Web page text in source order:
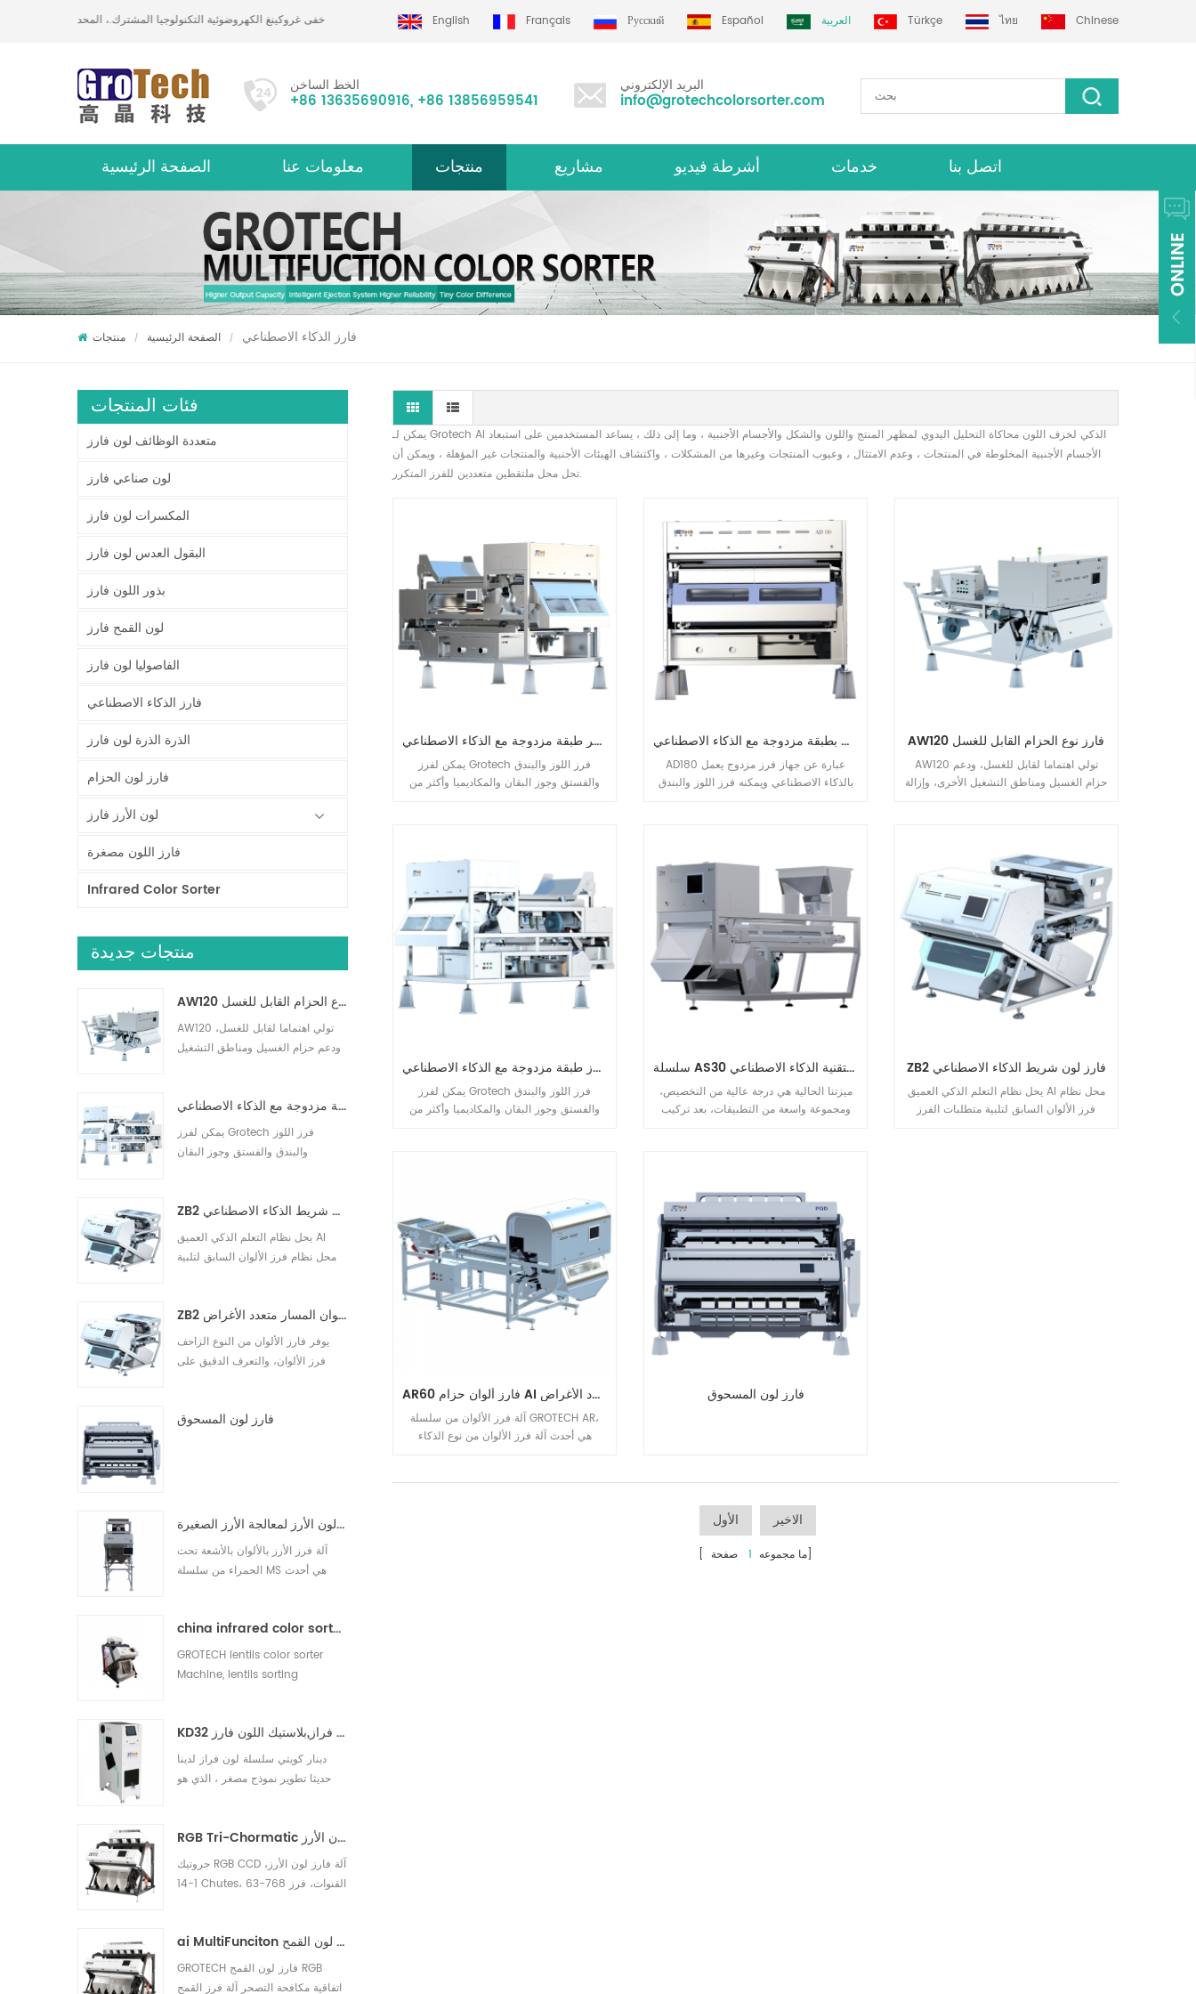
خفى غروكينغ الكهروضوئية التكنولوجيا المشترك.، المحدودة English Français Русский Español العربية Türkçe ไทย Chinese
الخط الساخن
+86 13635690916, +86 13856959541
البريد الإلكتروني
info@grotechcolorsorter.com
الصفحة الرئيسية معلومات عنا منتجات مشاريع أشرطة فيديو خدمات اتصل بنا
الصفحة الرئيسية / منتجات / فارز الذكاء الاصطناعي
فئات المنتجات
متعددة الوظائف لون فارز
لون صناعي فارز
المكسرات لون فارز
البقول العدس لون فارز
بذور اللون فارز
لون القمح فارز
الفاصوليا لون فارز
فارز الذكاء الاصطناعي
الذرة الذرة لون فارز
فارز لون الحزام
لون الأرز فارز
فارز اللون مصغرة
Infrared Color Sorter
منتجات جديدة
AW120 فارز نوع الحزام القابل للغسل
AW120 تولي اهتماما لقابل للغسل،
ودعم حزام الغسيل ومناطق التشغيل
والفواكه الطازجة وفرز الخضروات.10فارز طبقة مزدوجة مع الذكاء الاصطناعي
يمكن لفرز Grotech فرز اللوز
والبندق والفستق وجوز البقان
وإزالتها من المادة الخام. توفر آلات
دائمًا حلول فرز ذكية ومهنية وشاملة.
ZB2 فارز لون شريط الذكاء الاصطناعي
يحل نظام التعلم الذكي العميق AI
محل نظام فرز الألوان السابق لتلبية
الفعلي والتشغيل والصيانة وترقية
البرامج ومراقبة التشغيل عبر الإنترنت
والحصول على البيانات ومشاركة
ZB2 فارز ألوان المسار متعدد الأغراض
يوفر فارز الألوان من النوع الزاحف
فرز الألوان، والتعرف الدقيق على
والكشف الدقيق عن العثة والأجسام
فارز لون المسحوق
آلة فرز لون الأرز لمعالجة الأرز الصغيرة
آلة فرز الأرز بالألوان بالأشعة تحت
الحمراء من سلسلة MS هي أحدث
المكسور.10
china infrared color sorter machine manufacturer
GROTECH lentils color sorter
Machine, lentils sorting
foreignmaterials out, be applied
to work after lentils pre-cleaing,
hulling, splitting, polishing etc
KD32 سلسلة لون فراز,بلاستيك اللون فارز
دينار كويتي سلسلة لون فراز لدينا
حديثا تطوير نموذج مصغر ، الذي هو
RGB Tri-Chormatic آلة فارز لون الأرز
جروتيك RGB CCD آلة فارز لون الأرز،
1-14 Chutes، 63-768 القنوات، فرز
المستديرة، البسمتي، مشوي، أبيض
جميع أنواع الأرز التطبيقات.10
ai MultiFunciton آلة فارز لون القمح
GROTECH فارز لون القمح RGB
اتفاقية مكافحة التصحر آلة فرز القمح
يمكن لـ Grotech Ai الذكي لخزف اللون محاكاة التحليل اليدوي لمظهر المنتج واللون والشكل والأجسام الأجنبية ، وما إلى ذلك ، يساعد المستخدمين على استبعاد
الأجسام الأجنبية المخلوطة في المنتجات ، وعدم الامتثال ، وعيوب المنتجات وغيرها من المشكلات ، واكتشاف الهيئات الأجنبية والمنتجات غير المؤهلة ، ويمكن أن
تحل محل ملتقطين متعددين للفرز المتكرر.
سفر طبقة مزدوجة مع الذكاء الاصطناعي
يمكن لفرز Grotech فرز اللوز والبندق
والفستق وجوز البقان والمكاديميا وأكثر من
فرز الجوز الملونة من Grotech الصناعة نحو
ذكاء جديد.
فارز نوع الحزام بطبقة مزدوجة مع الذكاء الاصطناعي
AD180 عبارة عن جهاز فرز مزدوج يعمل
بالذكاء الاصطناعي ويمكنه فرز اللوز والبندق
ذكية ومهنية وشاملة.
AW120 فارز نوع الحزام القابل للغسل
AW120 تولي اهتماما لقابل للغسل، ودعم
حزام الغسيل ومناطق التشغيل الأخرى، وإزالة
فارز طبقة مزدوجة مع الذكاء الاصطناعي
يمكن لفرز Grotech فرز اللوز والبندق
والفستق وجوز البقان والمكاديميا وأكثر من
ذكاء جديد.
سلسلة AS30 فارز الألوان متعدد الأغراض بتقنية الذكاء الاصطناعي
ميزتنا الحالية هي درجة عالية من التخصيص،
ومجموعة واسعة من التطبيقات، بعد تركيب
متطلبات الفرز المكررة للعملاء.
ZB2 فارز لون شريط الذكاء الاصطناعي
يحل نظام التعلم الذكي العميق AI محل نظام
فرز الألوان السابق لتلبية متطلبات الفرز
AR60 فارز ألوان حزام AI متعدد الأغراض
آلة فرز الألوان من سلسلة GROTECH AR،
هي أحدث آلة فرز الألوان من نوع الذكاء
فارز لون المسحوق
الأول الاخير
[ ما مجموعه 1